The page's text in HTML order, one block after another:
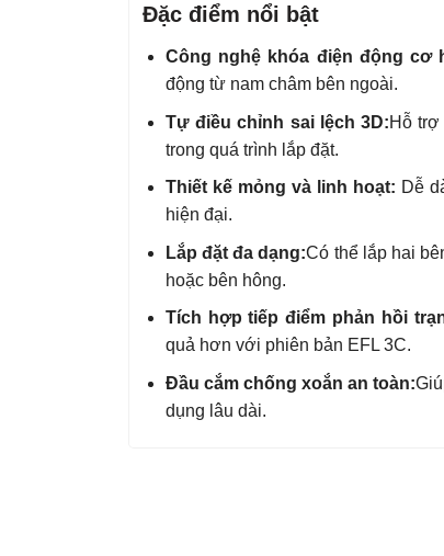
Đặc điểm nổi bật
Công nghệ khóa điện động cơ
động từ nam châm bên ngoài.
Tự điều chỉnh sai lệch 3D:Hỗ
trong quá trình lắp đặt.
Thiết kế mỏng và linh hoạt: Dễ
hiện đại.
Lắp đặt đa dạng:Có thể lắp hai
hoặc bên hông.
Tích hợp tiếp điểm phản hồi
quả hơn với phiên bản EFL 3C.
Đầu cắm chống xoắn an toàn:
dụng lâu dài.